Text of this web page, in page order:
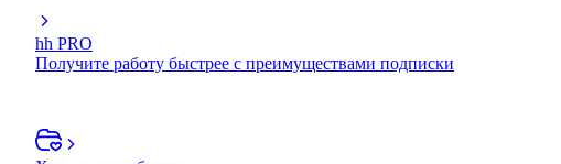
hh PRO
Получите работу быстрее с преимуществами подписки